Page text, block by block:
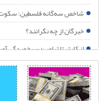
۲۰۲۶؛ آینه افول نظم آمریکایی
ایران در اوج جنگ تن به این
سه‌گانه فلسطین: سکوت اعراب،
از چه نگرانند؟
کارتر تا ترامپ؛ سرخوردگی آمریکا
تهدید تا تردید؛ وقتی اقتدار
از بمب اتم؛ سلاح کاری